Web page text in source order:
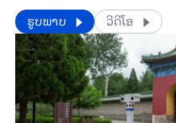
​​ຮູບພາບ ວີດີໂອ